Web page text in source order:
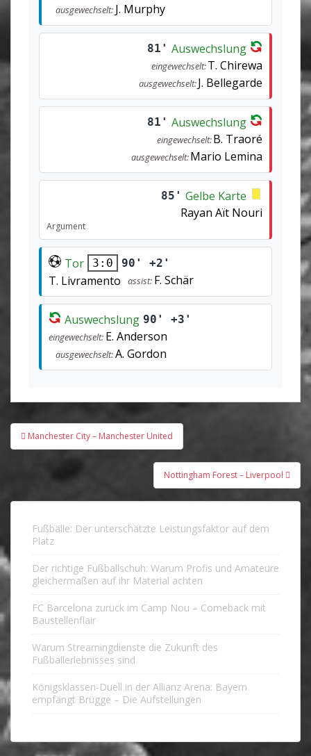
ausgewechselt: J. Murphy
81' Auswechslung
eingewechselt:T. Chirewa
ausgewechselt:J. Bellegarde
81' Auswechslung
eingewechselt:B. Traoré
ausgewechselt:Mario Lemina
85' Gelbe Karte
Rayan Aït Nouri
Argument
Tor 3:0 90' +2'
T. Livramento assist: F. Schär
Auswechslung 90' +3'
eingewechselt: E. Anderson
ausgewechselt:A. Gordon
Beitragsnavigation
Manchester City – Manchester United
Nottingham Forest – Liverpool
Fußbälle: Der unterschätzte Leistungsfaktor auf dem
Platz
Der richtige Fußballschuh: Warum Profis und Amateure
gleichermaßen auf ihr Material achten
FC Barcelona zurück im Camp Nou – Comeback mit
Baustellenflair
Warum Streamingdienste die Zukunft des
Fußballerlebnisses sind
Königsklassen-Duell in der Allianz Arena: Bayern
empfängt Brügge – Die Aufstellungen